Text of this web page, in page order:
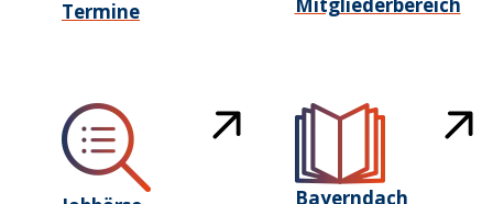
Termine Mitgliederbereich
Bayerndach